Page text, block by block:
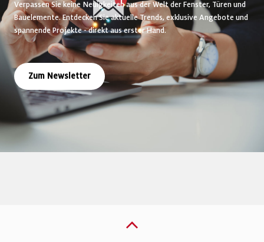
Verpassen Sie keine Neuigkeiten aus der Welt der Fenster, Türen und
Bauelemente. Entdecken Sie aktuelle Trends, exklusive Angebote und
spannende Projekte - direkt aus erster Hand.
Zum Newsletter